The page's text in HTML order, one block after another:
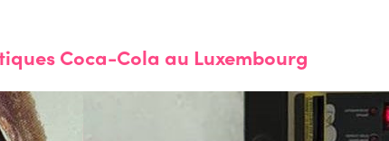
Coca-Cola au Luxembourg